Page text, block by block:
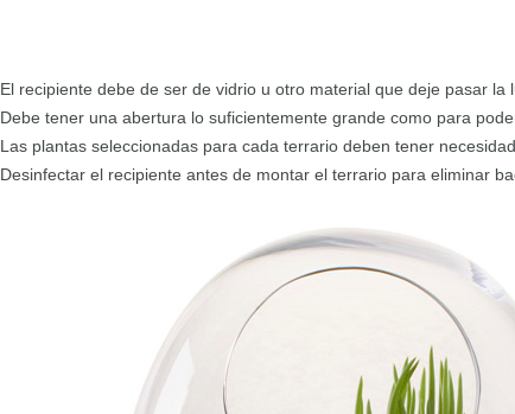
El recipiente debe de ser de vidrio u otro material que deje pasar la
Debe tener una abertura lo suficientemente grande como para
Las plantas seleccionadas para cada terrario deben tener
Desinfectar el recipiente antes de montar el terrario para eliminar